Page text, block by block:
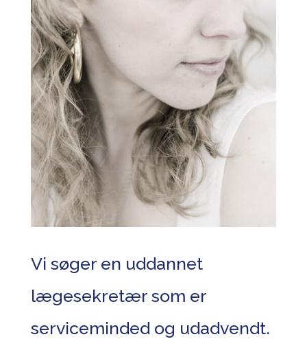
Vi søger en uddannet
lægesekretær som er
serviceminded og udadvendt.